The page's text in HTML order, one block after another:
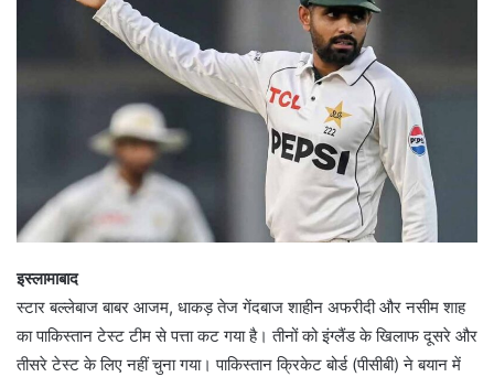
इस्लामाबाद
स्टार बल्लेबाज बाबर आजम, धाकड़ तेज गेंदबाज शाहीन अफरीदी और नसीम शाह
का पाकिस्तान टेस्ट टीम से पत्ता कट गया है। तीनों को इंग्लैंड के खिलाफ दूसरे और
तीसरे टेस्ट के लिए नहीं चुना गया। पाकिस्तान क्रिकेट बोर्ड (पीसीबी) ने बयान में